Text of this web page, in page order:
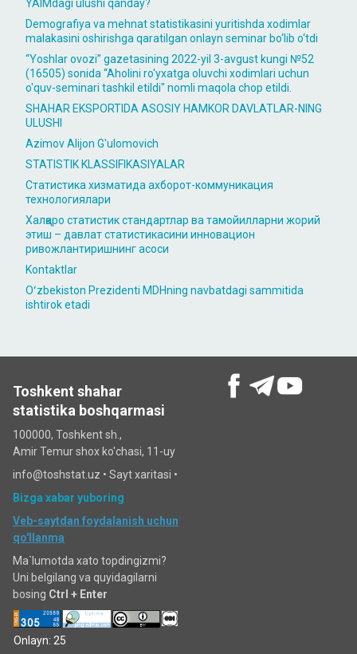
YAIMdagi ulushi qanday?
Demografiya va mehnat statistikasini yuritishda xodimlar
malakasini oshirishga qaratilgan onlayn seminar bo‘lib o‘tdi
“Yoshlar ovozi” gazetasining 2022-yil 3-avgust kungi №52
(16505) sonida “Aholini ro'yxatga oluvchi xodimlari uchun
o'quv-seminari tashkil etildi" nomli maqola chop etildi.
SHAHAR EKSPORTIDA ASOSIY HAMKOR DAVLATLAR-NING
ULUSHI
Azimov Alijon G'ulomovich
STATISTIK KLASSIFIKASIYALAR
Статистика хизматида ахборот-коммуникация
технологиялари
Халқаро статистик стандартлар ва тамойилларни жорий
этиш – давлат статистикасини инновацион
ривожлантиришнинг асоси
Kontaktlar
Oʻzbekiston Prezidenti MDHning navbatdagi sammitida
ishtirok etadi
Toshkent shahar
statistika boshqarmasi
100000, Toshkent sh.,
Amir Temur shox ko'chasi, 11-uy
info@toshstat.uz • Sayt xaritasi •
Bizga xabar yuboring
Veb-saytdan foydalanish uchun
qo'llanma
Ma`lumotda xato topdingizmi?
Uni belgilang va quyidagilarni
bosing Ctrl + Enter
Onlayn: 25